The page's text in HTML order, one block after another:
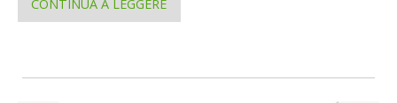
CONTINUA A LEGGERE